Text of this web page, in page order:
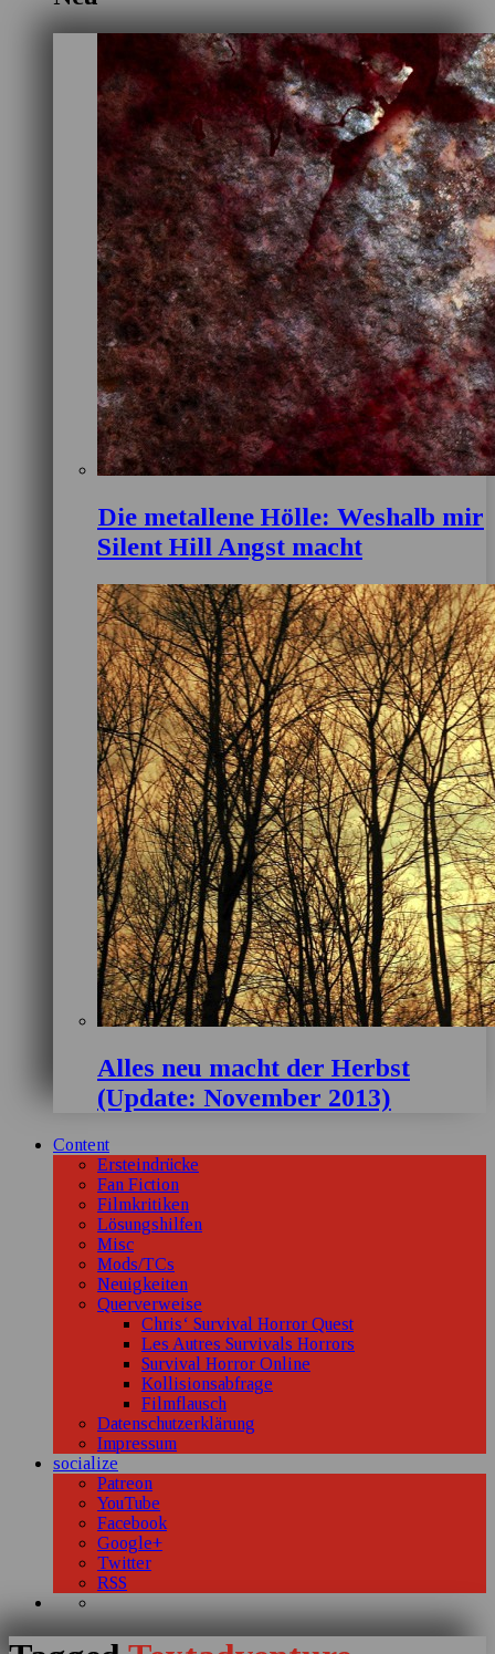
Die metallene Hölle: Weshalb mir
Silent Hill Angst macht
Alles neu macht der Herbst
(Update: November 2013)
Content
Ersteindrücke
Fan Fiction
Filmkritiken
Lösungshilfen
Misc
Mods/TCs
Neuigkeiten
Querverweise
Chris‘ Survival Horror Quest
Les Autres Survivals Horrors
Survival Horror Online
Kollisionsabfrage
Filmflausch
Datenschutzerklärung
Impressum
socialize
Patreon
YouTube
Facebook
Google+
Twitter
RSS